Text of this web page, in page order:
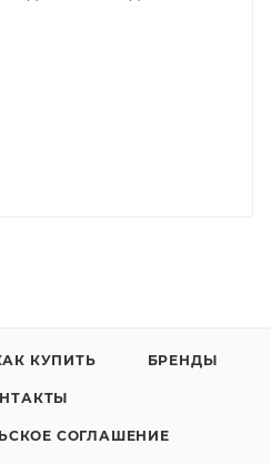
КУПИТЬ БРЕНДЫ
СОГЛАШЕНИЕ